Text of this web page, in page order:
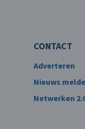
CONTACT
Adverteren
Nieuws
Netwerken